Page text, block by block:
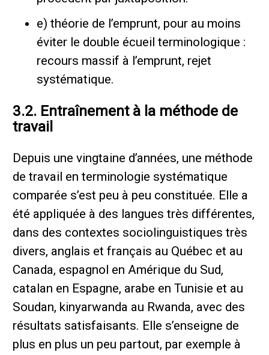
e) théorie de l’emprunt, pour au moins
éviter le double écueil terminologique :
recours massif à l’emprunt, rejet
systématique.
3.2. Entraînement à la méthode de
travail
Depuis une vingtaine d’années, une méthode
de travail en terminologie systématique
comparée s’est peu à peu constituée. Elle a
été appliquée à des langues très différentes,
dans des contextes sociolinguistiques très
divers, anglais et français au Québec et au
Canada, espagnol en Amérique du Sud,
catalan en Espagne, arabe en Tunisie et au
Soudan, kinyarwanda au Rwanda, avec des
résultats satisfaisants. Elle s’enseigne de
plus en plus un peu partout, par exemple à